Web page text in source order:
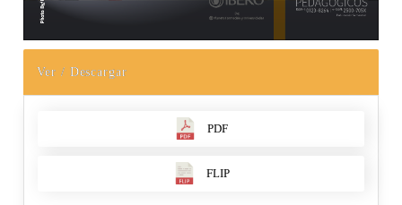
Ver / Descargar
PDF
FLIP